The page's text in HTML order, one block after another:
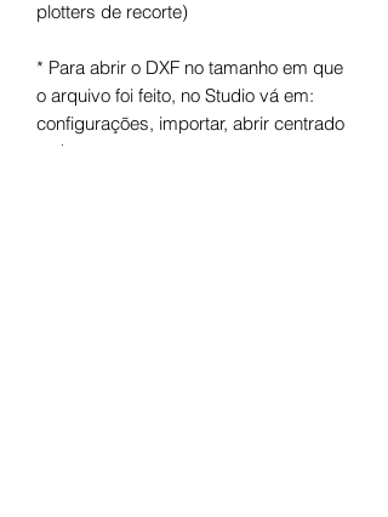
plotters de recorte)
* Para abrir o DXF no tamanho em que
o arquivo foi feito, no Studio vá em:
configurações, importar, abrir centrado
e ok.